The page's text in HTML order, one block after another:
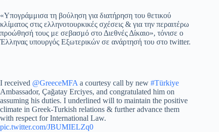
«Υπογράμμισα τη βούληση για διατήρηση του θετικού
κλίματος στις ελληνοτουρκικές σχέσεις & για την περαιτέρω
προώθησή τους με σεβασμό στο Διεθνές Δίκαιο», τόνισε ο
Έλληνας υπουργός Εξωτερικών σε ανάρτησή του στο twitter.
I received @GreeceMFA a courtesy call by new #Türkiye
Ambassador, Çağatay Erciyes, and congratulated him on
assuming his duties. I underlined will to maintain the positive
climate in Greek-Turkish relations & further advance them
with respect for International Law.
pic.twitter.com/JBUMIELZq0